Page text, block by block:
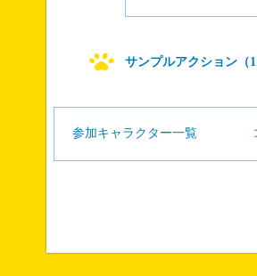
サンプルアクション（
参加キャラクター一覧